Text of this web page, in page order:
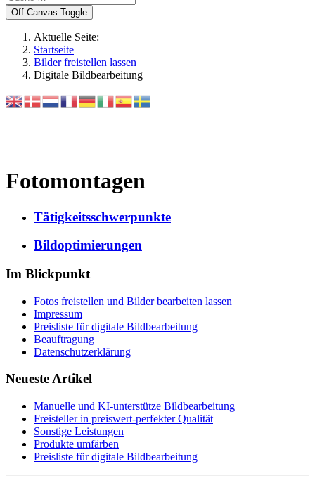
Off-Canvas Toggle
Aktuelle Seite:
Startseite
Bilder freistellen lassen
Digitale Bildbearbeitung
Fotomontagen
Tätigkeitsschwerpunkte
Bildoptimierungen
Im Blickpunkt
Fotos freistellen und Bilder bearbeiten lassen
Impressum
Preisliste für digitale Bildbearbeitung
Beauftragung
Datenschutzerklärung
Neueste Artikel
Manuelle und KI-unterstütze Bildbearbeitung
Freisteller in preiswert-perfekter Qualität
Sonstige Leistungen
Produkte umfärben
Preisliste für digitale Bildbearbeitung